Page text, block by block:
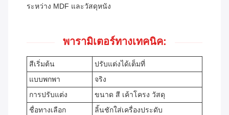
ระหว่าง MDF และวัสดุหนัง
พารามิเตอร์ทางเทคนิค:
สีเริ่มต้น
ปรับแต่งได้เต็มที่
แบบพกพา
จริง
การปรับแต่ง
ขนาด สี เค้าโครง วัสดุ
ชื่อทางเลือก
ลิ้นชักใส่เครื่องประดับ